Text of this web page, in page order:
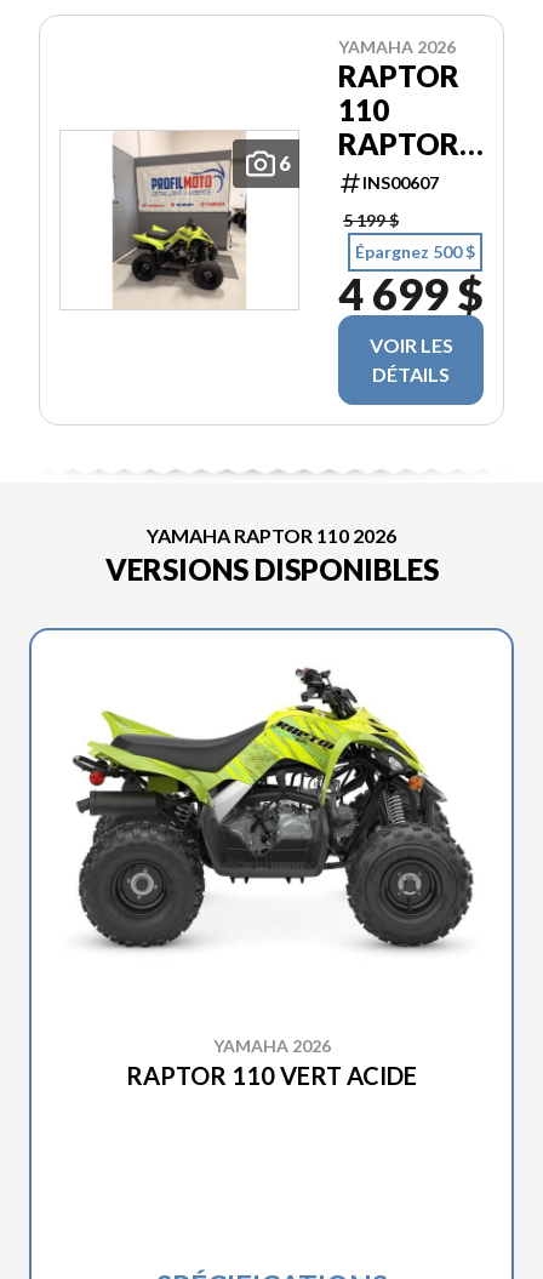
6
YAMAHA 2026
RAPTOR
110
RAPTOR
110INS00607
5 199 $
Épargnez 500 $
4 699 $
VOIR LES
DÉTAILS
YAMAHA RAPTOR 110 2026
VERSIONS DISPONIBLES
YAMAHA 2026
RAPTOR 110 VERT ACIDE